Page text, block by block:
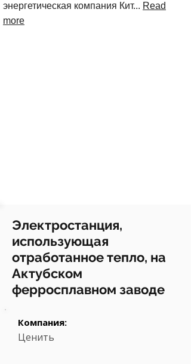
энергетическая компания Кит... Read
more
Электростанция,
использующая
отработанное тепло, на
Актубском
ферросплавном заводе
Компания:
Ценить